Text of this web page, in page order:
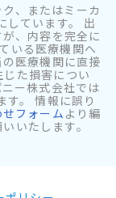
、またはミーカ
しています。 出
、内容を完全に
いる医療機関へ
医療機関に直接
た損害につい
ー株式会社では
す。 情報に誤り
フォームより編
いたします。